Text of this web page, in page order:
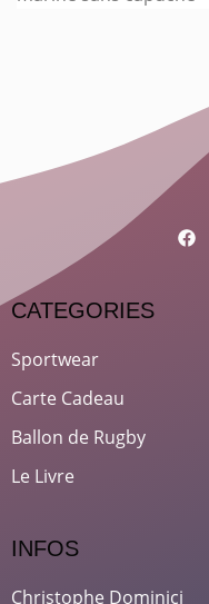
CATEGORIES
Sportwear
Carte Cadeau
Ballon de Rugby
Le Livre
INFOS
Christophe Dominici